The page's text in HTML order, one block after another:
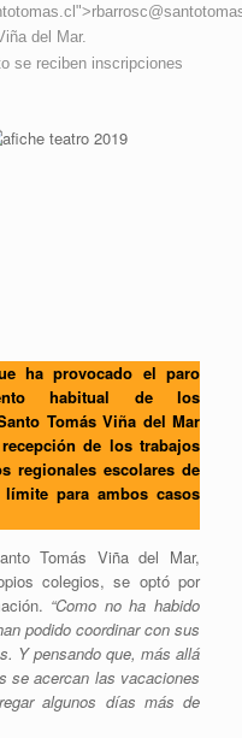
del Mar.
se reciben inscripciones
ha provocado el paro
habitual de los
Tomás Viña del Mar
de los trabajos
regionales escolares de
para ambos casos
Tomás Viña del Mar,
colegios, se optó por
“Como no ha habido
podido coordinar con sus
Y pensando que, más allá
se acercan las vacaciones
algunos días más de